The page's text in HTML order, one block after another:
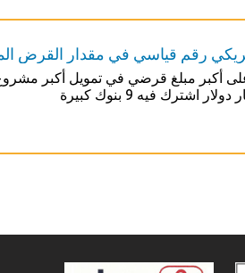
على أكبر مبلغ قرضي في تمويل أكبر